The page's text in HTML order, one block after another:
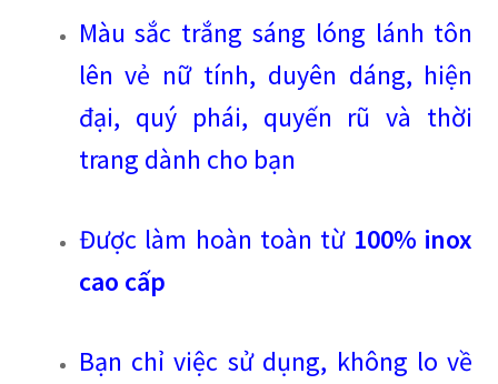
Màu sắc trắng sáng lóng lánh tôn
lên vẻ nữ tính, duyên dáng, hiện
đại, quý phái, quyến rũ và thời
trang dành cho bạn
Được làm hoàn toàn từ 100% inox
cao cấp
Bạn chỉ việc sử dụng, không lo về